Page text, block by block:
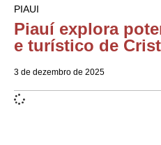
PIAUI
Piauí explora
e turístico de
3 de dezembro de 2025